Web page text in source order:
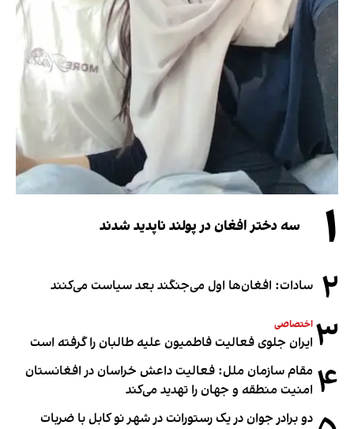
۱ سه دختر افغان در پولند ناپدید شدند
۲ سادات: افغان‌ها اول می‌جنگند بعد سیاست می‌کنند
۳ اختصاصی
ایران جلوی فعالیت فاطمیون علیه طالبان را گرفته است
۴ مقام سازمان ملل: فعالیت داعش خراسان در افغانستان
امنیت منطقه و جهان را تهدید می‌کند
دو برادر جوان در یک رستورانت در شهر نو کابل با ضربات